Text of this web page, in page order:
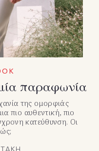
παραφωνία
της ομορφιάς
πιο αυθεντική, πιο
κατεύθυνση. Οι